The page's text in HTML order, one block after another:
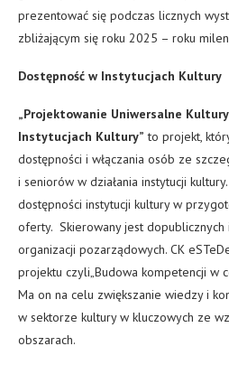
prezentować się podczas licznych
zbliżającym się roku 2025 – roku
Dostępność w Instytucjach Kultury
„Projektowanie Uniwersalne
Instytucjach Kultury” to projekt,
dostępności i włączania osób ze
i seniorów w działania instytucji
dostępności instytucji kultury w
oferty. Skierowany jest dopublicznych
organizacji pozarządowych. CK
projektu czyli„Budowa kompetencji w
Ma on na celu zwiększanie wiedzy i
w sektorze kultury w kluczowych ze
obszarach.